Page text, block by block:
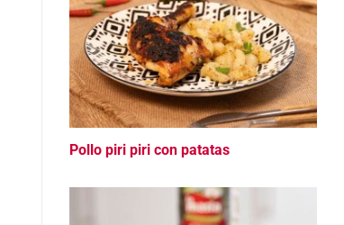
Pollo piri piri con patatas